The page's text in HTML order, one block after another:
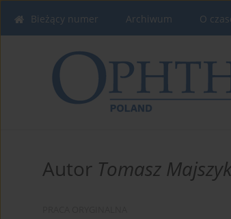
Bieżący numer Archiwum O
Autor Tomasz